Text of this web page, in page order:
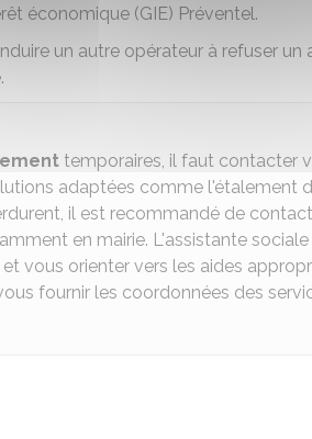
économique (GIE) Préventel.
un autre opérateur à refuser
temporaires, il faut contacter
adaptées comme l'étalement
il est recommandé de
en mairie. L'assistante
vous orienter vers les aides
fournir les coordonnées des